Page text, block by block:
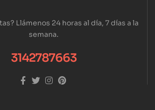
Llámenos 24 horas al día, 7 días a la
semana.
3142787663